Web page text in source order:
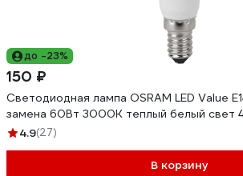
до -23%
150 ₽
Светодиодная лампа OSRAM LED Value
замена 60Вт 3000К теплый белый свет
4.9(27)
В корзину